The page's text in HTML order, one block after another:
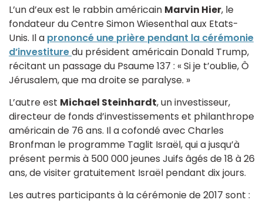
L’un d’eux est le rabbin américain Marvin Hier, le
fondateur du Centre Simon Wiesenthal aux Etats-
Unis. Il a prononcé une prière pendant la cérémonie
d’investituredu président américain Donald Trump,
récitant un passage du Psaume 137 : « Si je t’oublie, Ô
Jérusalem, que ma droite se paralyse. »
L’autre est Michael Steinhardt, un investisseur,
directeur de fonds d’investissements et philanthrope
américain de 76 ans. Il a cofondé avec Charles
Bronfman le programme Taglit Israël, qui a jusqu’à
présent permis à 500 000 jeunes Juifs âgés de 18 à 26
ans, de visiter gratuitement Israël pendant dix jours.
Les autres participants à la cérémonie de 2017 sont :